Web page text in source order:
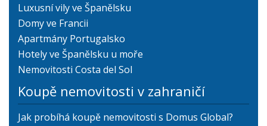
Luxusní vily ve Španělsku
Domy ve Francii
Apartmány Portugalsko
Hotely ve Španělsku u moře
Nemovitosti Costa del Sol
Koupě nemovitosti v zahraničí
Jak probíhá koupě nemovitosti s Domus Global?